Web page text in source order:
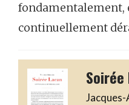
fondamentalement,
continuellement
Soirée